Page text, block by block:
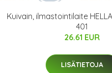
Kuivain, ilmastointilaite
401
26.61 EUR
LISÄTIETOJA